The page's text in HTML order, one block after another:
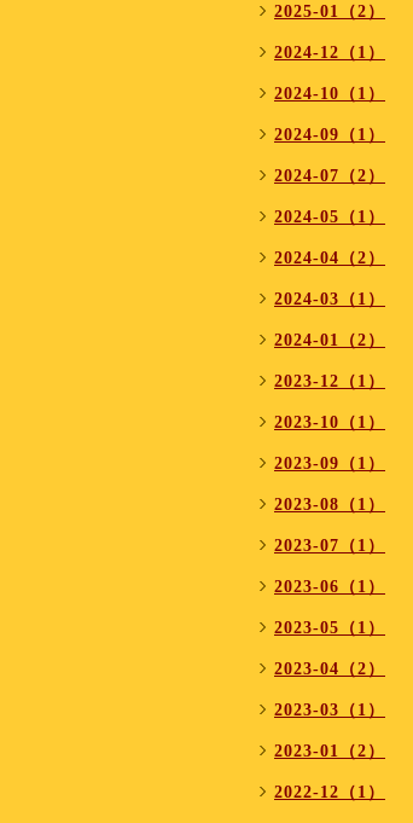
2025-01（2）
2024-12（1）
2024-10（1）
2024-09（1）
2024-07（2）
2024-05（1）
2024-04（2）
2024-03（1）
2024-01（2）
2023-12（1）
2023-10（1）
2023-09（1）
2023-08（1）
2023-07（1）
2023-06（1）
2023-05（1）
2023-04（2）
2023-03（1）
2023-01（2）
2022-12（1）